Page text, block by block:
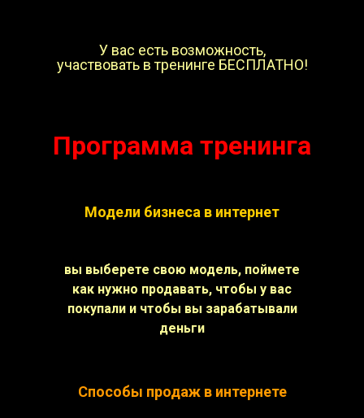
У вас есть возможность,
участвовать в тренинге БЕСПЛАТНО!
Программа тренинга
Модели бизнеса в интернет
вы выберете свою модель, поймете
как нужно продавать, чтобы у вас
покупали и чтобы вы зарабатывали
деньги
Способы продаж в интернете